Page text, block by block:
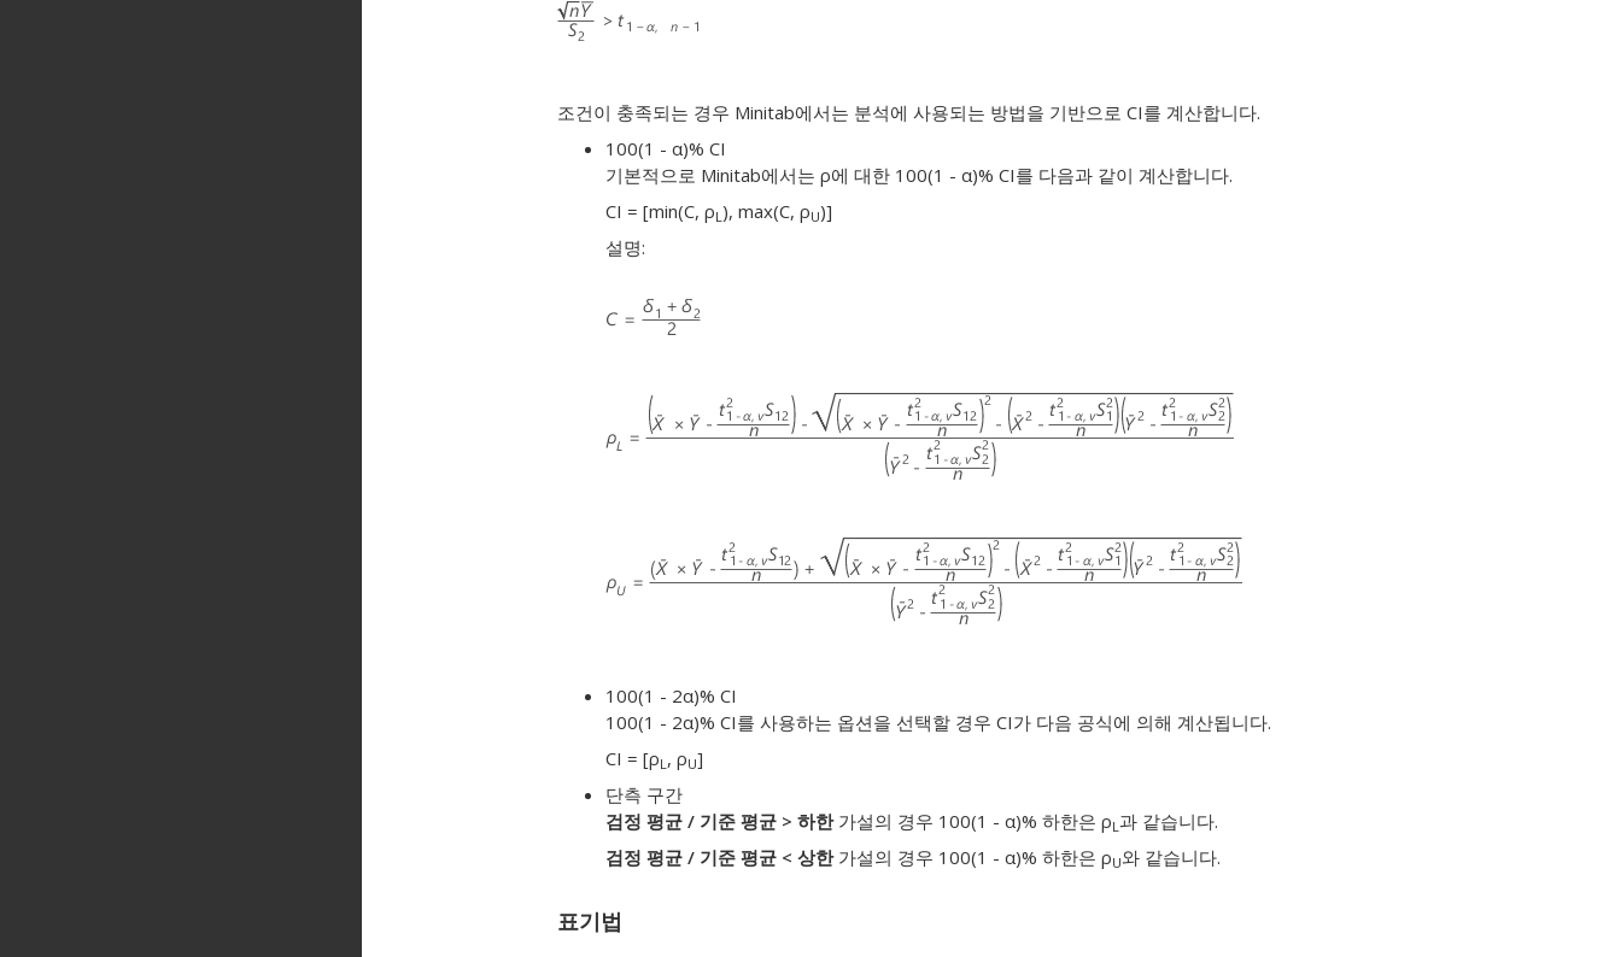
조건이 충족되는 경우 Minitab에서는 분석에 사용되는 방법을 기반으로 CI를 계산합니다.
100(1 - α)% CI
기본적으로 Minitab에서는 ρ에 대한 100(1 - α)% CI를 다음과 같이 계산합니다.
CI = [min(C, ρL ), max(C, ρU)]
설명:
100(1 - 2α)% CI
100(1 - 2α)% CI를 사용하는 옵션을 선택할 경우 CI가 다음 공식에 의해 계산됩니다.
CI = [ρL , ρU]
단측 구간
검정 평균 / 기준 평균 > 하한가설의 경우 100(1 - α)% 하한은 ρL 과 같습니다.
검정 평균 / 기준 평균 < 상한가설의 경우 100(1 - α)% 하한은 ρU와 같습니다.
표기법